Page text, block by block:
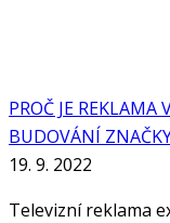
PROČ JE REKLAMA
BUDOVÁNÍ
19. 9. 2022
Televizní reklama